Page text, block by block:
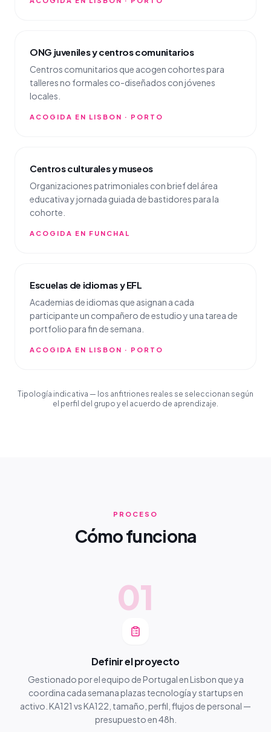
ONG juveniles y centros comunitarios
Centros comunitarios que acogen cohortes para
talleres no formales co-diseñados con jóvenes
locales.
ACOGIDA EN LISBON · PORTO
Centros culturales y museos
Organizaciones patrimoniales con brief del área
educativa y jornada guiada de bastidores para la
cohorte.
ACOGIDA EN FUNCHAL
Escuelas de idiomas y EFL
Academias de idiomas que asignan a cada
participante un compañero de estudio y una tarea de
portfolio para fin de semana.
ACOGIDA EN LISBON · PORTO
Tipología indicativa — los anfitriones reales se seleccionan según
el perfil del grupo y el acuerdo de aprendizaje.
PROCESO
Cómo funciona
01
Definir el proyecto
Gestionado por el equipo de Portugal en Lisbon que ya
coordina cada semana plazas tecnología y startups en
activo. KA121 vs KA122, tamaño, perfil, flujos de personal —
presupuesto en 48h.